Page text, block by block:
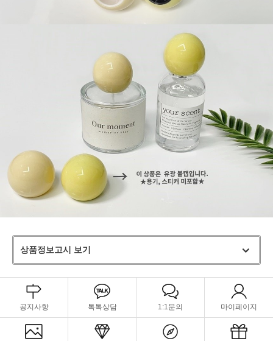
상품정보고시 보기
공지사항 톡톡상담 1:1문의 마이페이지